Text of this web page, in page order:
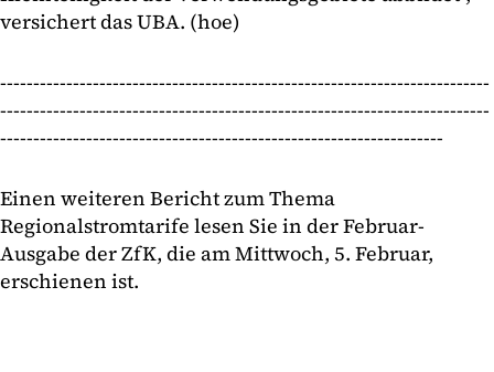
versichert das UBA. (hoe)
--------------------------------------------------------------------------
--------------------------------------------------------------------------
-------------------------------------------------------------------
Einen weiteren Bericht zum Thema
Regionalstromtarife lesen Sie in der Februar-
Ausgabe der ZfK, die am Mittwoch, 5. Februar,
erschienen ist.